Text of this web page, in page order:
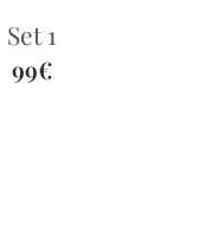
Set 1
99€